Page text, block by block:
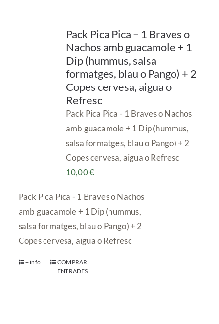
Pack Pica Pica – 1 Braves o
Nachos amb guacamole + 1
Dip (hummus, salsa
formatges, blau o Pango) + 2
Copes cervesa, aigua o
Refresc
Pack Pica Pica - 1 Braves o Nachos
amb guacamole + 1 Dip (hummus,
salsa formatges, blau o Pango) + 2
Copes cervesa, aigua o Refresc
10,00€
Pack Pica Pica - 1 Braves o Nachos
amb guacamole + 1 Dip (hummus,
salsa formatges, blau o Pango) + 2
Copes cervesa, aigua o Refresc
+ info
COMPRAR
ENTRADES